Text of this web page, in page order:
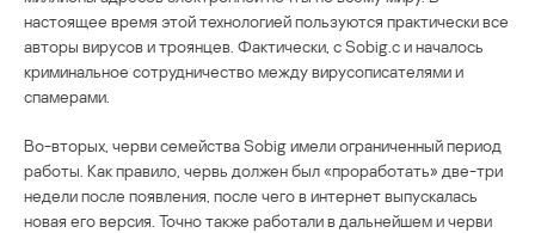
настоящее время этой технологией пользуются практически все
авторы вирусов и троянцев. Фактически, с Sobig.c и началось
криминальное сотрудничество между вирусописателями и
спамерами.
Во-вторых, черви семейства Sobig имели ограниченный период
работы. Как правило, червь должен был «проработать» две-три
недели после появления, после чего в интернет выпускалась
новая его версия. Точно также работали в дальнейшем и черви